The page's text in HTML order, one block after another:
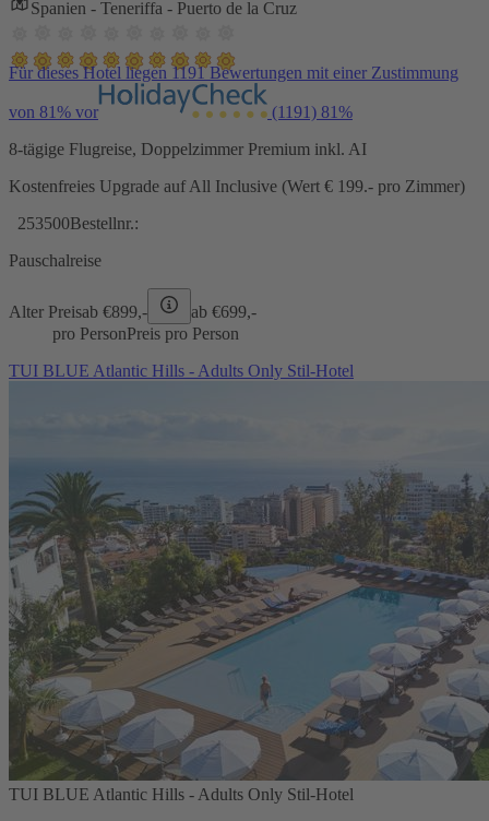
Spanien - Teneriffa - Puerto de la Cruz
Für dieses Hotel liegen 1191 Bewertungen mit einer Zustimmung
von 81% vor (1191) 81%
8-tägige Flugreise, Doppelzimmer Premium inkl. AI
Kostenfreies Upgrade auf All Inclusive (Wert € 199.- pro Zimmer)
253500Bestellnr.:
Pauschalreise
Alter Preisab €899,- ab €699,-
pro PersonPreis pro Person
TUI BLUE Atlantic Hills - Adults Only Stil-Hotel
TUI BLUE Atlantic Hills - Adults Only Stil-Hotel